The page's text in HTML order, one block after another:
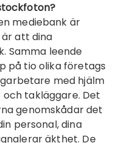
mediebank är
att dina
Samma leende
på tio olika företags
med hjälm
takläggare. Det
genomskådar det
personal, dina
äkthet. De